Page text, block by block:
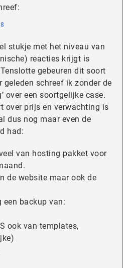
stukje met het niveau van
reacties krijgt is
gebeuren dit soort
geleden schreef ik zonder de
over een soortgelijke case.
over prijs en verwachting is
dus nog maar even de
had:
van hosting pakket voor
de website maar ook de
backup van:
ook van templates,